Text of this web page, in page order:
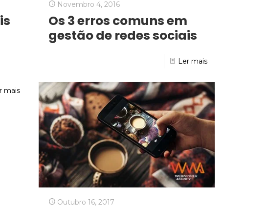
mais
Novembro 4, 2016
Os 3 erros comuns em
gestão de redes sociais
Ler mais
Outubro 16, 2017